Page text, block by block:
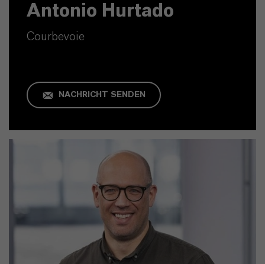
Antonio Hurtado
Courbevoie
NACHRICHT SENDEN